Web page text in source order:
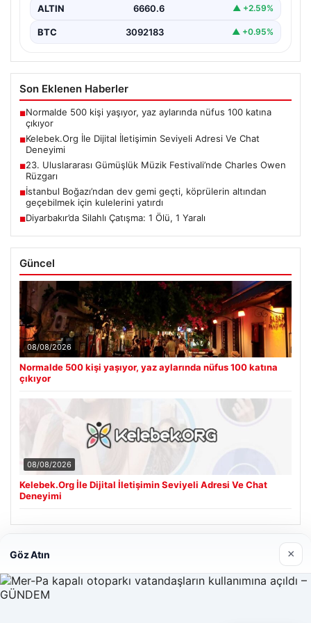
ALTIN 6660.6 ▲ +2.59%
BTC 3092183 ▲ +0.95%
Son Eklenen Haberler
■Normalde 500 kişi yaşıyor, yaz aylarında nüfus 100 katına
çıkıyor
■Kelebek.Org İle Dijital İletişimin Seviyeli Adresi Ve Chat
Deneyimi
■23. Uluslararası Gümüşlük Müzik Festivali’nde Charles Owen
Rüzgarı
■İstanbul Boğazı’ndan dev gemi geçti, köprülerin altından
geçebilmek için kulelerini yatırdı
■Diyarbakır’da Silahlı Çatışma: 1 Ölü, 1 Yaralı
Güncel
08/08/2026
Normalde 500 kişi yaşıyor, yaz aylarında nüfus 100 katına
çıkıyor
08/08/2026
Kelebek.Org İle Dijital İletişimin Seviyeli Adresi Ve Chat
Deneyimi
Son Eklenen Firmalar
Göz Atın ×